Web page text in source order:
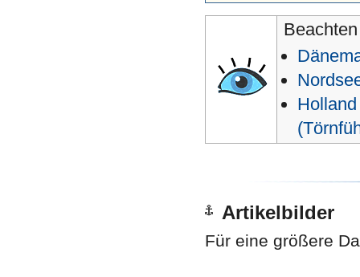
Artikelbilder
Für eine größere